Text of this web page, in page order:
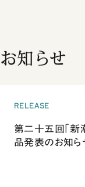
お知らせ
RELEASE
第二十五回「新
品発表のお知